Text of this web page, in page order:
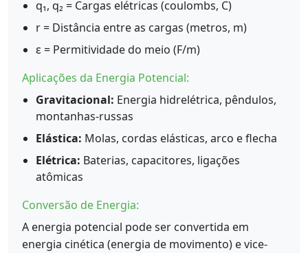
q₁, q₂ = Cargas elétricas (coulombs, C)
r = Distância entre as cargas (metros, m)
ε = Permitividade do meio (F/m)
Aplicações da Energia Potencial:
Gravitacional: Energia hidrelétrica, pêndulos,
montanhas-russas
Elástica: Molas, cordas elásticas, arco e flecha
Elétrica: Baterias, capacitores, ligações
atômicas
Conversão de Energia:
A energia potencial pode ser convertida em
energia cinética (energia de movimento) e vice-